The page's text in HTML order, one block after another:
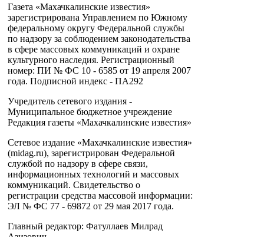
Газета «Махачкалинские известия»
зарегистрирована Управлением по Южному
федеральному округу Федеральной службы
по надзору за соблюдением законодательства
в сфере массовых коммуникаций и охране
культурного наследия. Регистрационный
номер: ПИ № ФС 10 - 6585 от 19 апреля 2007
года. Подписной индекс - ПА292
Учредитель сетевого издания -
Муниципальное бюджетное учреждение
Редакция газеты «Махачкалинские известия»
Сетевое издание «Махачкалинские известия»
(midag.ru), зарегистрирован Федеральной
службой по надзору в сфере связи,
информационных технологий и массовых
коммуникаций. Свидетельство о
регистрации средства массовой информации:
ЭЛ № ФС 77 - 69872 от 29 мая 2017 года.
Главный редактор: Фатуллаев Милрад